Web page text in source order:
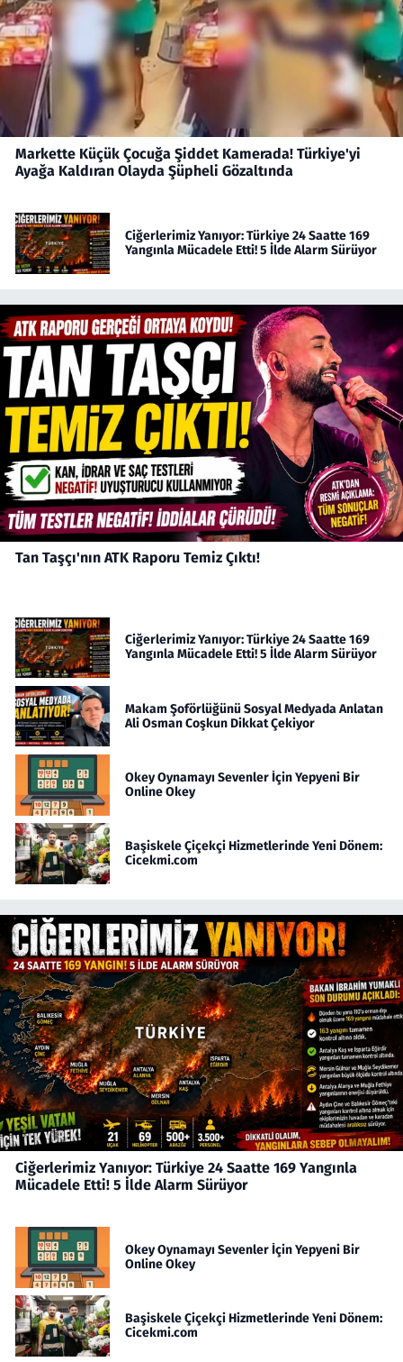
Markette Küçük Çocuğa Şiddet Kamerada! Türkiye'yi
Ayağa Kaldıran Olayda Şüpheli Gözaltında
Ciğerlerimiz Yanıyor: Türkiye 24 Saatte 169
Yangınla Mücadele Etti! 5 İlde Alarm Sürüyor
Tan Taşçı'nın ATK Raporu Temiz Çıktı!
Ciğerlerimiz Yanıyor: Türkiye 24 Saatte 169
Yangınla Mücadele Etti! 5 İlde Alarm Sürüyor
Makam Şoförlüğünü Sosyal Medyada Anlatan
Ali Osman Coşkun Dikkat Çekiyor
Okey Oynamayı Sevenler İçin Yepyeni Bir
Online Okey
Başiskele Çiçekçi Hizmetlerinde Yeni Dönem:
Cicekmi.com
Ciğerlerimiz Yanıyor: Türkiye 24 Saatte 169 Yangınla
Mücadele Etti! 5 İlde Alarm Sürüyor
Okey Oynamayı Sevenler İçin Yepyeni Bir
Online Okey
Başiskele Çiçekçi Hizmetlerinde Yeni Dönem:
Cicekmi.com